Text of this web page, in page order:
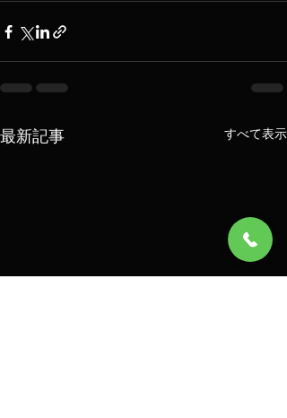
最新記事 すべて表示